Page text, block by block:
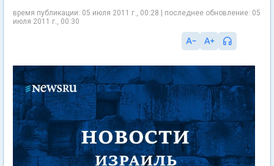
время публикации: 05 июля 2011 г., 00:28 | последнее обновление: 05
июля 2011 г., 00:30